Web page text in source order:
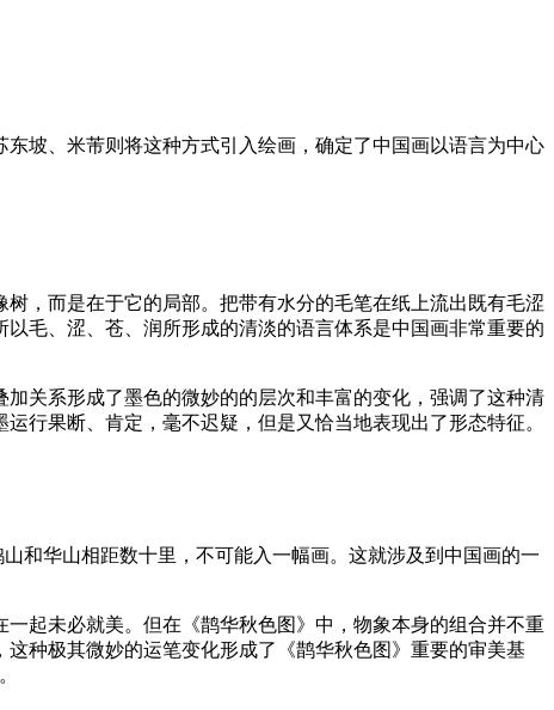
坡、米芾则将这种方式引入绘画，确定了中国画以语言为中心
，而是在于它的局部。把带有水分的毛笔在纸上流出既有毛涩
毛、涩、苍、润所形成的清淡的语言体系是中国画非常重要的
关系形成了墨色的微妙的的层次和丰富的变化，强调了这种清
行果断、肯定，毫不迟疑，但是又恰当地表现出了形态特征。
和华山相距数十里，不可能入一幅画。这就涉及到中国画的一
起未必就美。但在《鹊华秋色图》中，物象本身的组合并不重
种极其微妙的运笔变化形成了《鹊华秋色图》重要的审美基